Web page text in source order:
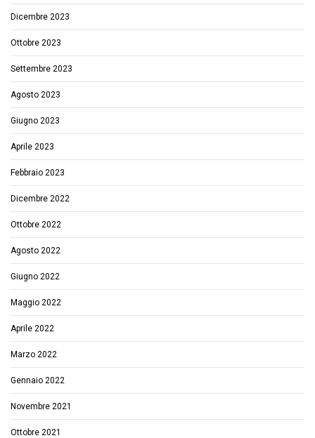
Dicembre 2023
Ottobre 2023
Settembre 2023
Agosto 2023
Giugno 2023
Aprile 2023
Febbraio 2023
Dicembre 2022
Ottobre 2022
Agosto 2022
Giugno 2022
Maggio 2022
Aprile 2022
Marzo 2022
Gennaio 2022
Novembre 2021
Ottobre 2021